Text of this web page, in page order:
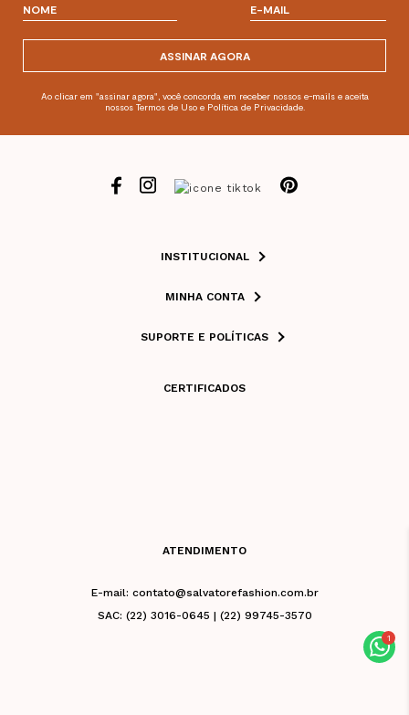
ASSINAR AGORA
Ao clicar em "assinar agora", você concorda em receber nossos e-mails e aceita
nossos Termos de Uso e Política de Privacidade.
INSTITUCIONAL
MINHA CONTA
SUPORTE E POLÍTICAS
CERTIFICADOS
ATENDIMENTO
E-mail: contato@salvatorefashion.com.br
SAC: (22) 3016-0645 | (22) 99745-3570